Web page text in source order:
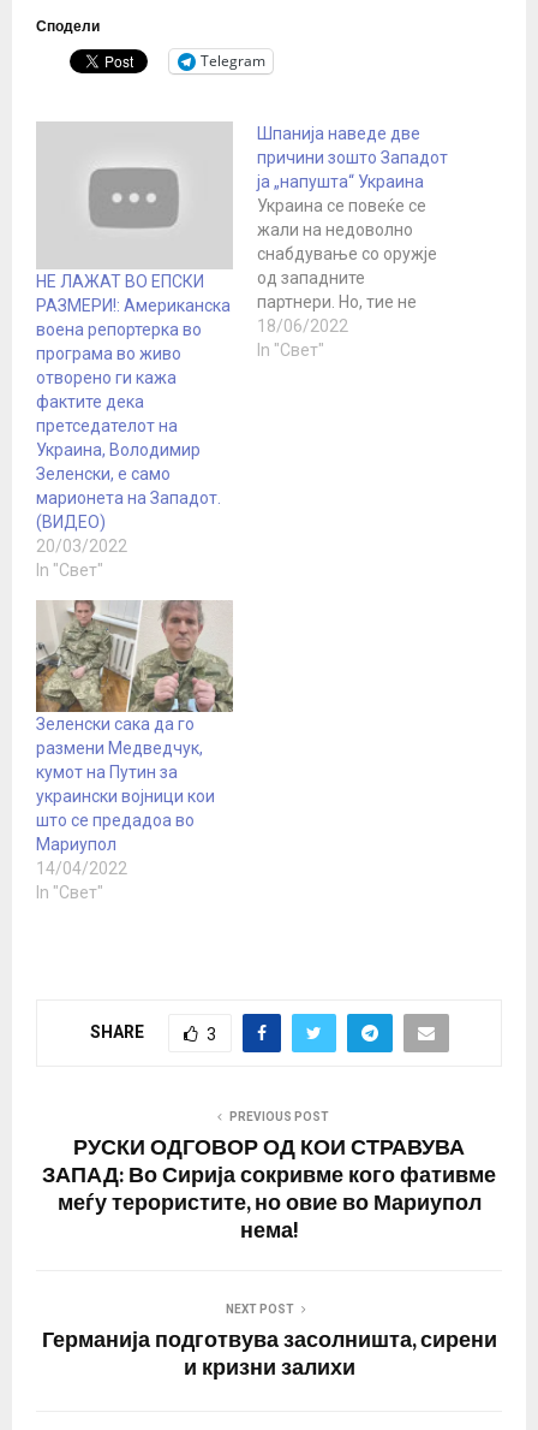
Сподели
Telegram
НЕ ЛАЖАТ ВО ЕПСКИ
РАЗМЕРИ!: Американска
воена репортерка во
програма во живо
отворено ги кажа
фактите дека
претседателот на
Украина, Володимир
Зеленски, е само
марионета на Западот.
(ВИДЕО)
20/03/2022
In "Свет"
Шпанија наведе две
причини зошто Западот
ја „напушта“ Украина
Украина се повеќе се
жали на недоволно
снабдување со оружје
од западните
партнери. Но, тие не
брзаат да ги испразнат
своите арсенали.
18/06/2022
In "Свет"
Зеленски сака да го
размени Медведчук,
кумот на Путин за
украински војници кои
што се предадоа во
Мариупол
14/04/2022
In "Свет"
SHARE 3
PREVIOUS POST
РУСКИ ОДГОВОР ОД КОИ СТРАВУВА
ЗАПАД: Во Сирија сокривме кого фативме
меѓу терористите, но овие во Мариупол
нема!
NEXT POST
Германија подготвува засолништа, сирени
и кризни залихи